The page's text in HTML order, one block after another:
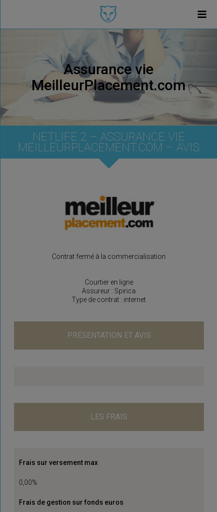
Assurance vie
MeilleurPlacement.com
NETLIFE 2 – ASSURANCE VIE
MEILLEURPLACEMENT.COM – AVIS
Contrat fermé à la commercialisation
Courtier en ligne
Assureur : Spirica
Type de contrat : internet
PRÉSENTATION ET AVIS
LES FRAIS
Frais sur versement max
0,00%
Frais de gestion sur fonds euros